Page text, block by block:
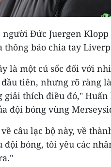
Đức Juergen
thông báo chia tay
là một cú sốc đối với
tiên, nhưng rõ ràng
giải thích điều đó,"
đội bóng vùng
câu lạc bộ này, về
đội bóng, tôi yêu các